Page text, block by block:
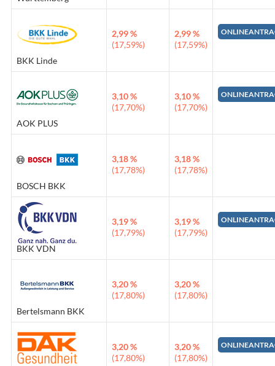
BKK Linde
2,99 %
(17,59%)
2,99 %
(17,59%)
AOK PLUS
3,10 %
(17,70%)
3,10 %
(17,70%)
BOSCH BKK
3,18 %
(17,78%)
3,18 %
(17,78%)
BKK VDN
3,19 %
(17,79%)
3,19 %
(17,79%)
Bertelsmann BKK
3,20 %
(17,80%)
3,20 %
(17,80%)
3,20 %
(17,80%)
3,20 %
(17,80%)